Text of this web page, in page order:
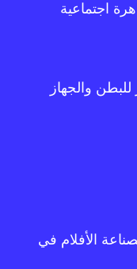
اجتماعية
والجهاز
الأفلام في